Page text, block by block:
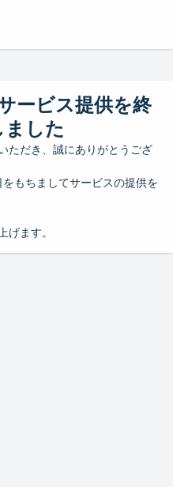
ービス提供を終
した
ただき、誠にありがとうござ
もちましてサービスの提供を
げます。